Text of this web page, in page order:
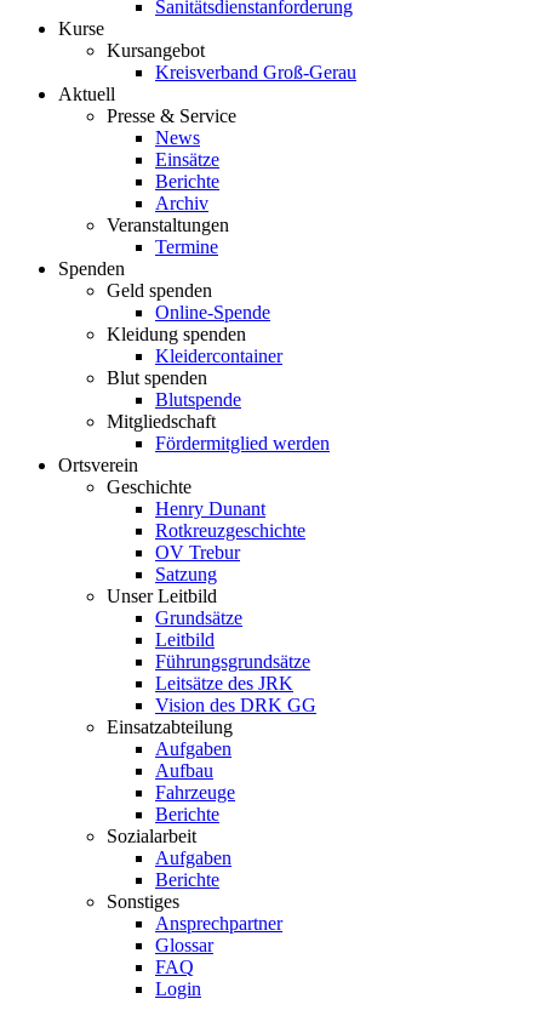
Sanitätsdienstanforderung
Kurse
Kursangebot
Kreisverband Groß-Gerau
Aktuell
Presse & Service
News
Einsätze
Berichte
Archiv
Veranstaltungen
Termine
Spenden
Geld spenden
Online-Spende
Kleidung spenden
Kleidercontainer
Blut spenden
Blutspende
Mitgliedschaft
Fördermitglied werden
Ortsverein
Geschichte
Henry Dunant
Rotkreuzgeschichte
OV Trebur
Satzung
Unser Leitbild
Grundsätze
Leitbild
Führungsgrundsätze
Leitsätze des JRK
Vision des DRK GG
Einsatzabteilung
Aufgaben
Aufbau
Fahrzeuge
Berichte
Sozialarbeit
Aufgaben
Berichte
Sonstiges
Ansprechpartner
Glossar
FAQ
Login